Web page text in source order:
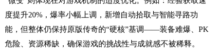
度提升20%，爆率小幅上调，新增自动拾取与智能寻路功
能，但整体仍保持原版传奇的“硬核”基调——装备难爆、PK
危险、资源稀缺，确保游戏的挑战性与成就感不被稀释。